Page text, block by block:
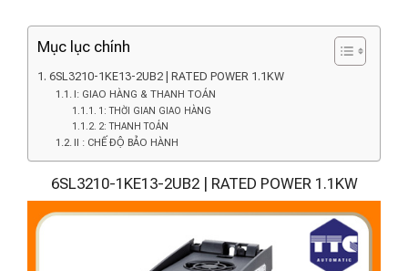
Mục lục chính
6SL3210-1KE13-2UB2 | RATED POWER 1.1KW
I: GIAO HÀNG & THANH TOÁN
1: THỜI GIAN GIAO HÀNG
2: THANH TOÁN
II : CHẾ ĐỘ BẢO HÀNH
6SL3210-1KE13-2UB2 | RATED POWER 1.1KW